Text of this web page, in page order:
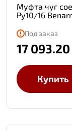
Муфта чуг
Ру10/16
Под заказ
17
Купить